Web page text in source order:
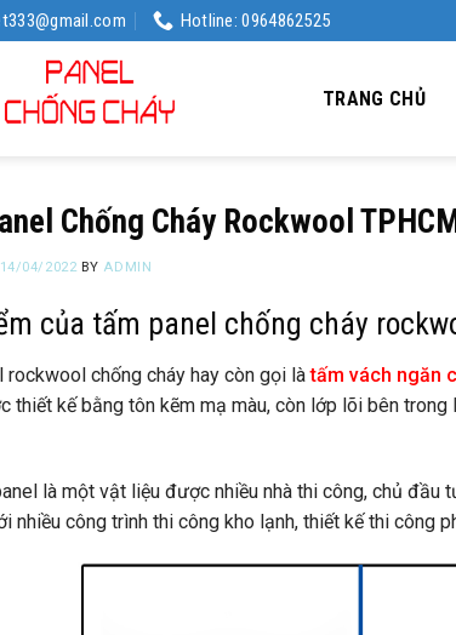
Hotline: 0964862525
TRANG CHỦ
Chống Cháy Rockwool
14/04/2022 BY ADMIN
của tấm panel chống cháy
rockwool chống cháy hay còn gọi làtấm vách ngăn
thiết kế bằng tôn kẽm mạ màu, còn lớp lõi bên
là một vật liệu được nhiều nhà thi công, chủ đầu
nhiều công trình thi công kho lạnh, thiết kế thi công